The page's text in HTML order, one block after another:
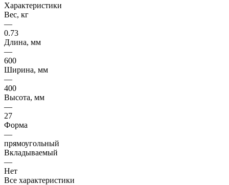
Характеристики
Вес, кг
—
0.73
Длина, мм
—
600
Ширина, мм
—
400
Высота, мм
—
27
Форма
—
прямоугольный
Вкладываемый
—
Нет
Все характеристики